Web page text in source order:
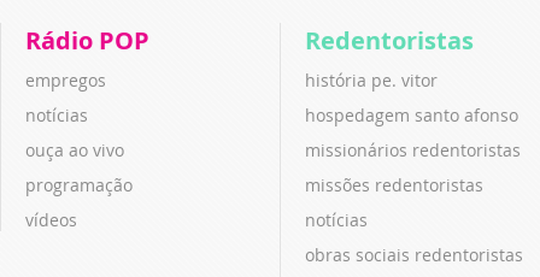
Rádio POP
empregos
notícias
ouça ao vivo
programação
vídeos
Redentoristas
história pe. vitor
hospedagem santo afonso
missionários redentoristas
missões redentoristas
notícias
obras sociais redentoristas